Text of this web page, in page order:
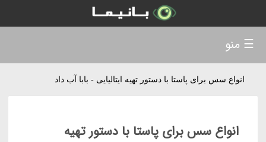
انواع سس برای پاستا با دستور تهیه ایتالیایی - بابا آب داد
انواع سس برای پاستا با دستور تهیه
☰ منو